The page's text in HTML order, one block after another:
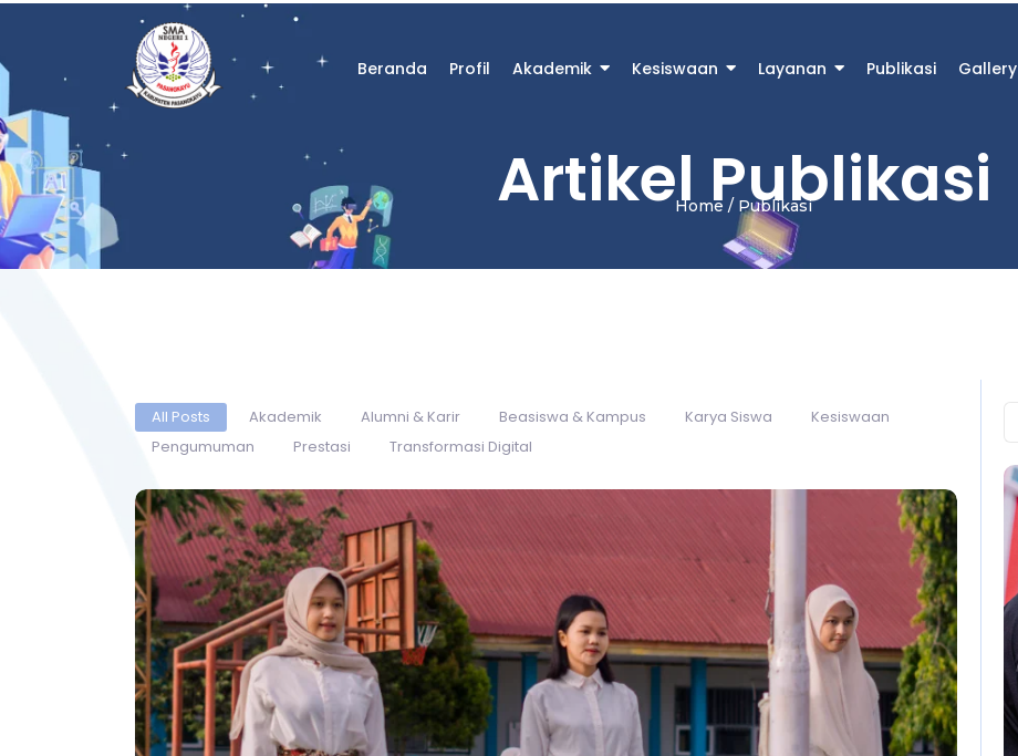
Beranda Profil Akademik Kesiswaan Layanan Publikasi Gallery
Artikel Publikasi
Home / Publikasi
All Posts Akademik Alumni & Karir Beasiswa & Kampus Karya Siswa
Kesiswaan
Pengumuman
Prestasi Transformasi Digital
No Comments